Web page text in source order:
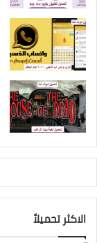
الاكثر تحميلاً